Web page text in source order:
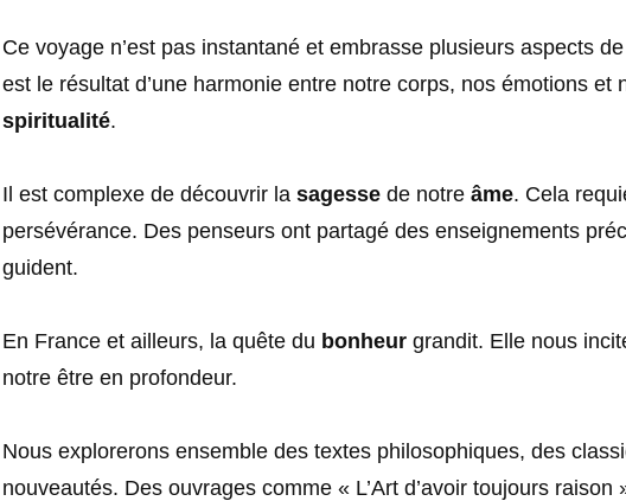
Ce voyage n’est pas instantané et embrasse plusieurs aspects
est le résultat d’une harmonie entre notre corps, nos émotions et
spiritualité.
Il est complexe de découvrir la sagesse de notre âme. Cela
persévérance. Des penseurs ont partagé des enseignements
guident.
En France et ailleurs, la quête du bonheur grandit. Elle nous
notre être en profondeur.
Nous explorerons ensemble des textes philosophiques, des
nouveautés. Des ouvrages comme « L’Art d’avoir toujours raison